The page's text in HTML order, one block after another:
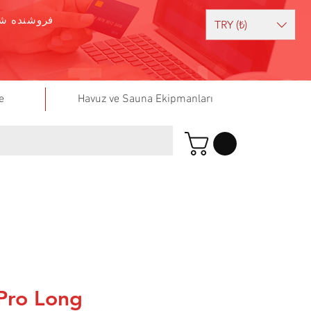
فروشنده TRY (₺)
Havuz ve Sauna Ekipmanları
Long